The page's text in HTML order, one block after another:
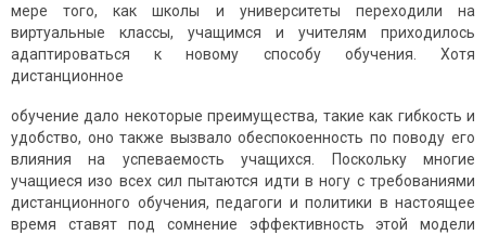
мере того, как школы и университеты переходили на
виртуальные классы, учащимся и учителям приходилось
адаптироваться к новому способу обучения. Хотя
дистанционное
обучение дало некоторые преимущества, такие как гибкость и
удобство, оно также вызвало обеспокоенность по поводу его
влияния на успеваемость учащихся. Поскольку многие
учащиеся изо всех сил пытаются идти в ногу с требованиями
дистанционного обучения, педагоги и политики в настоящее
время ставят под сомнение эффективность этой модели